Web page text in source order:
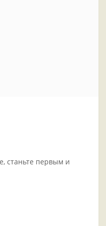
станьте первым и